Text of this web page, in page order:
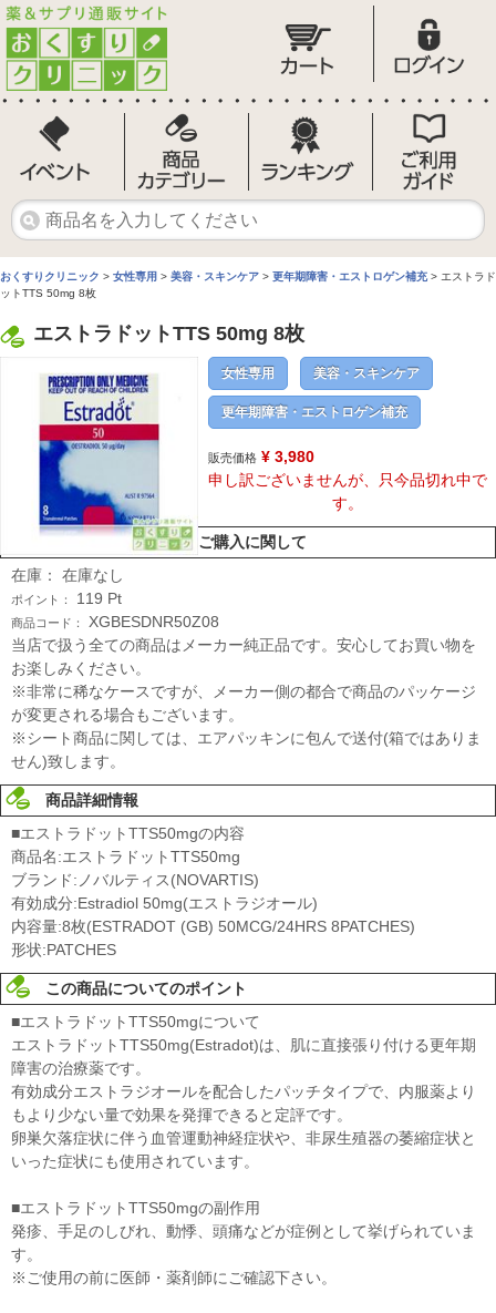
おくすりクリニック > 女性専用 > 美容・スキンケア > 更年期障害・エストロゲン補充 > エストラド
ットTTS 50mg 8枚
エストラドットTTS 50mg 8枚
女性専用 美容・スキンケア
更年期障害・エストロゲン補充
販売価格 ¥ 3,980
申し訳ございませんが、只今品切れ中で
す。
ご購入に関して
在庫： 在庫なし
ポイント： 119 Pt
商品コード：
XGBESDNR50Z08
当店で扱う全ての商品はメーカー純正品です。安心してお買い物を
お楽しみください。
※非常に稀なケースですが、メーカー側の都合で商品のパッケージ
が変更される場合もございます。
※シート商品に関しては、エアパッキンに包んで送付(箱ではありま
せん)致します。
商品詳細情報
■エストラドットTTS50mgの内容
商品名:エストラドットTTS50mg
ブランド:ノバルティス(NOVARTIS)
有効成分:Estradiol 50mg(エストラジオール)
内容量:8枚(ESTRADOT (GB) 50MCG/24HRS 8PATCHES)
形状:PATCHES
この商品についてのポイント
■エストラドットTTS50mgについて
エストラドットTTS50mg(Estradot)は、肌に直接張り付ける更年期
障害の治療薬です。
有効成分エストラジオールを配合したパッチタイプで、内服薬より
もより少ない量で効果を発揮できると定評です。
卵巣欠落症状に伴う血管運動神経症状や、非尿生殖器の萎縮症状と
いった症状にも使用されています。
■エストラドットTTS50mgの副作用
発疹、手足のしびれ、動悸、頭痛などが症例として挙げられていま
す。
※ご使用の前に医師・薬剤師にご確認下さい。